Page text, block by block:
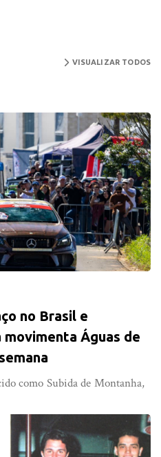
VISUALIZAR TODOS
no Brasil e
Águas de
como Subida de Montanha,